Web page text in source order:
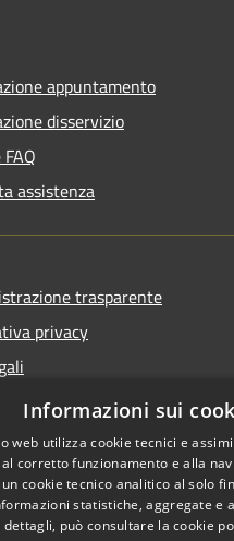
appuntamento
disservizio
assistenza
trasparente
privacy
di accessibilità
Copyright
Informazioni sui
web utilizza cookie tecnici e
corretto funzionamento e alla
un cookie tecnico analitico al solo
statistiche, aggregate e
può consultare la cookie